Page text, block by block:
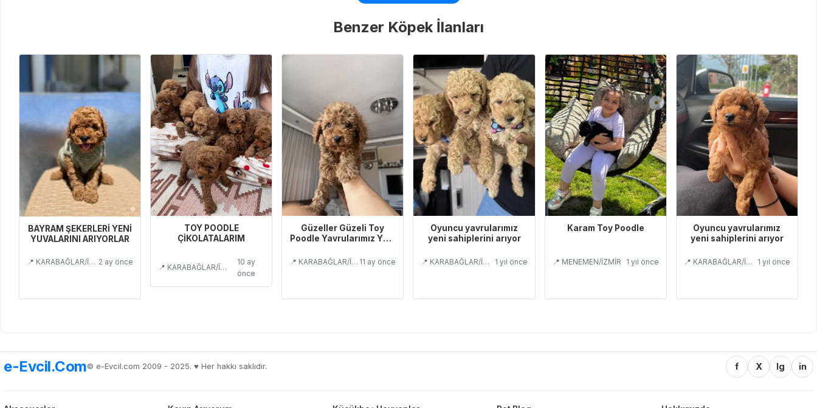
Benzer Köpek İlanları
BAYRAM ŞEKERLERİ YENİ
YUVALARINI ARIYORLAR
📍 KARABAĞLAR/İZMİR 2 ay önce
TOY POODLE
ÇİKOLATALARIM
📍 KARABAĞLAR/İZMİR
10 ay
önce
Güzeller Güzeli Toy
Poodle Yavrularımız Yeni
📍 KARABAĞLAR/İZMİR 11 ay önce
Oyuncu yavrularımız
yeni sahiplerini arıyor
📍 KARABAĞLAR/İZMİR 1 yıl önce
Karam Toy Poodle
📍 MENEMEN/İZMİR 1 yıl önce
Oyuncu yavrularımız
yeni sahiplerini arıyor
📍 KARABAĞLAR/İZMİR 1 yıl önce
e-Evcil.Com© e-Evcil.com 2009 - 2025. ♥️ Her hakkı saklıdır. f X Ig in